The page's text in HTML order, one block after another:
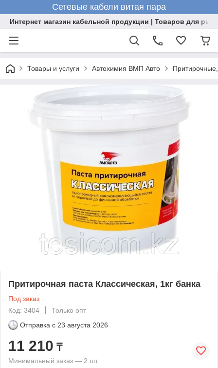
Сетевые кабели витая пара
Интернет магазин кабельной продукции | Товаров для
Товары и услуги Автохимия ВМП Авто
Притирочная паста Классическая, 1кг банка
Под заказ
Код: 3404
Только опт
Отправка с 23 августа 2026
11 210 ₸
Минимальный заказ — 2 шт.